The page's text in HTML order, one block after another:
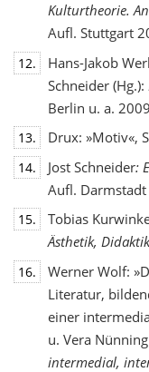
Kulturtheorie.
Aufl. Stuttgart
12.
Hans-Jakob
Schneider (Hg.):
Berlin u. a.
13. Drux: »Motiv«,
14. Jost Schneider:
Aufl.
15. Tobias
Ästhetik, Didaktik
16.
Werner Wolf:
Literatur,
einer
u. Vera Nünning
intermedial,